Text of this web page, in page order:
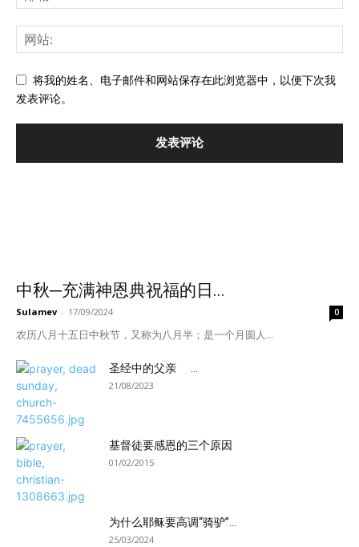
将我的姓名、电子邮件和网站保存在此浏览器中，以便下次我
发表评论。
中秋─充满神恩典祝福的日...
Sulamev - 17/09/2024 0
农历八月十五日中秋节，又称为八月半；是一个月圆人...
圣经中的父亲 ...
21/08/2023
基督徒要感恩的三个原因
01/02/2015
为什么耶稣要高调“骑驴”...
25/03/2024